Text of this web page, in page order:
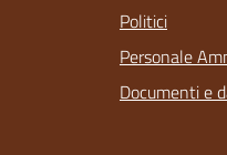
Politici
Personale
Documenti e